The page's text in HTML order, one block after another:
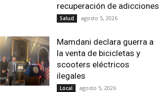
recuperación de adicciones
Salud agosto 5, 2026
Mamdani declara guerra a
la venta de bicicletas y
scooters eléctricos
ilegales
Local agosto 5, 2026